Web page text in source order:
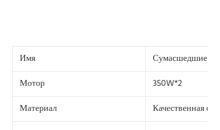
Имя
Сумасшедшие
Мотор
350W*2
Материал
Качественная